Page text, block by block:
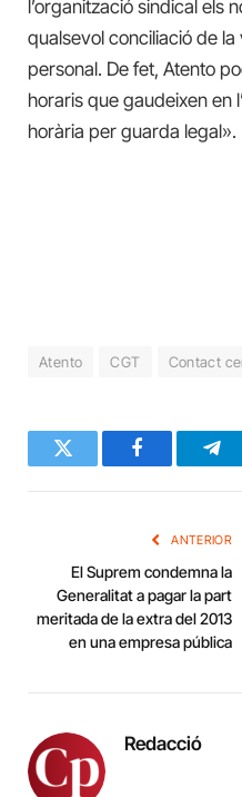
l’organització sindical els
qualsevol conciliació de la
personal. De fet, Atento
horaris que gaudeixen en
horària per guarda legal».
Atento CGT Contact
Twitter Facebook
ANTERIOR
El Suprem condemna la
Generalitat a pagar la part
meritada de la extra del 2013
en una empresa pública
Redacció